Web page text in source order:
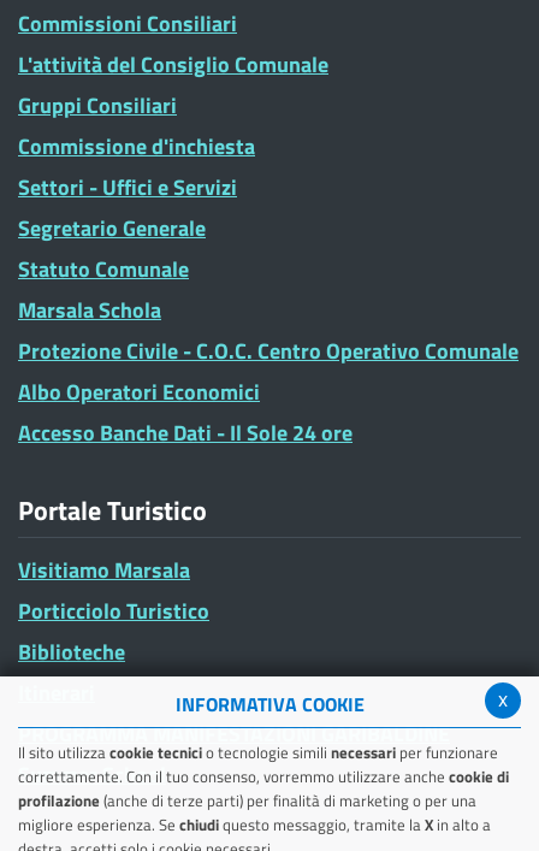
Commissioni Consiliari
L'attività del Consiglio Comunale
Gruppi Consiliari
Commissione d'inchiesta
Settori - Uffici e Servizi
Segretario Generale
Statuto Comunale
Marsala Schola
Protezione Civile - C.O.C. Centro Operativo Comunale
Albo Operatori Economici
Accesso Banche Dati - Il Sole 24 ore
Portale Turistico
Visitiamo Marsala
Porticciolo Turistico
Biblioteche
PROGRAMMA MANIFESTAZIONI GARIBALDINE
Summer School
x
INFORMATIVA COOKIE
Il sito utilizzacookie tecnicio tecnologie simili necessari per funzionare
correttamente. Con il tuo consenso, vorremmo utilizzare anche cookie di
profilazione(anche di terze parti) per finalità di marketing o per una
migliore esperienza. Se chiudiquesto messaggio, tramite laX in alto a